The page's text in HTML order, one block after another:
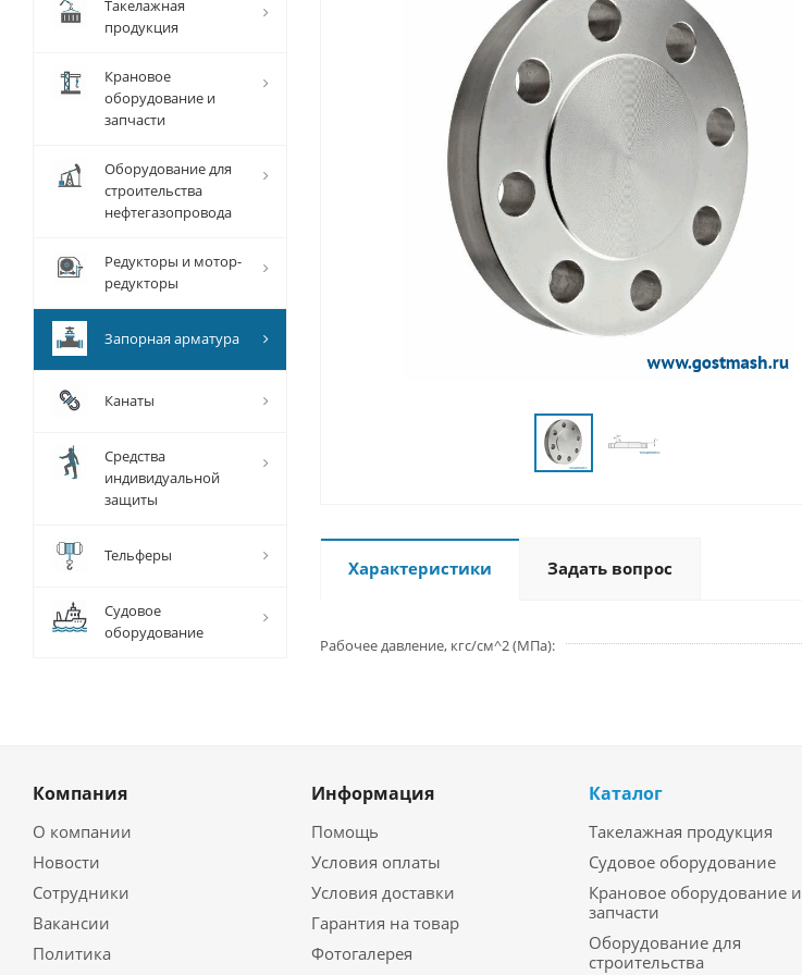
Характеристики Задать вопрос
Рабочее давление, кгс/см^2 (МПа)
Такелажная
продукция
Крановое
оборудование и
запчасти
Оборудование для
строительства
нефтегазопровода
Редукторы и мотор-
редукторы
Запорная арматура
Канаты
Средства
индивидуальной
защиты
Тельферы
Судовое
оборудование
Компания
О компании
Новости
Сотрудники
Вакансии
Политика
Информация
Помощь
Условия оплаты
Условия доставки
Гарантия на товар
Фотогалерея
Каталог
Такелажная продукция
Судовое оборудование
Крановое оборудование и
запчасти
Оборудование для
строительства